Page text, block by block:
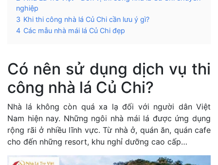
nghiệp
3 Khi thi công nhà lá Củ Chi cần lưu ý gì?
4 Các mẫu nhà mái lá Củ Chi đẹp
Có nên sử dụng dịch vụ thi
công nhà lá Củ Chi?
Nhà lá không còn quá xa lạ đối với người dân Việt
Nam hiện nay. Những ngôi nhà mái lá được ứng dụng
rộng rãi ở nhiều lĩnh vực. Từ nhà ở, quán ăn, quán cafe
cho đến những resort, khu nghỉ dưỡng cao cấp…